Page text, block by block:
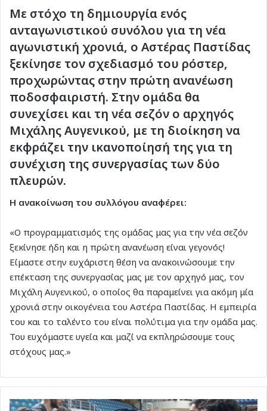
Με στόχο τη δημιουργία ενός
ανταγωνιστικού συνόλου για τη νέα
αγωνιστική χρονιά, ο Αστέρας Παστίδας
ξεκίνησε τον σχεδιασμό του ρόστερ,
προχωρώντας στην πρώτη ανανέωση
ποδοσφαιριστή. Στην ομάδα θα
συνεχίσει και τη νέα σεζόν ο αρχηγός
Μιχάλης Αυγενικού, με τη διοίκηση να
εκφράζει την ικανοποίησή της για τη
συνέχιση της συνεργασίας των δύο
πλευρών.
Η ανακοίνωση του συλλόγου αναφέρει:
«Ο προγραμματισμός της ομάδας μας για την νέα σεζόν
ξεκίνησε ήδη και η πρώτη ανανέωση είναι γεγονός!
Είμαστε στην ευχάριστη θέση να ανακοινώσουμε την
επέκταση της συνεργασίας μας με τον αρχηγό μας, τον
Μιχάλη Αυγενικού, ο οποίος θα παραμείνει για ακόμη μία
χρονιά στην οικογένεια του Αστέρα Παστίδας. Η εμπειρία
του και το ταλέντο του είναι πολύτιμα για την ομάδα μας.
Του ευχόμαστε υγεία και μαζί να εκπληρώσουμε τους
στόχους μας.»
Δυνατή